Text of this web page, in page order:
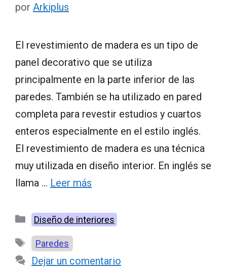
por Arkiplus
El revestimiento de madera es un tipo de
panel decorativo que se utiliza
principalmente en la parte inferior de las
paredes. También se ha utilizado en pared
completa para revestir estudios y cuartos
enteros especialmente en el estilo inglés.
El revestimiento de madera es una técnica
muy utilizada en diseño interior. En inglés se
llama … Leer más
Categorías
Diseño de interiores
Etiquetas
Paredes
Dejar un comentario